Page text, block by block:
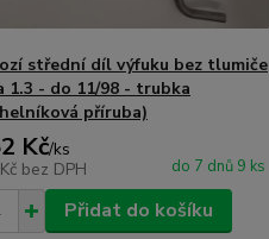
střední díl výfuku bez tlumiče
1.3 - do 11/98 - trubka
příruba)
Kč/ks
bez DPH do 7 dnů 9 ks
Přidat do košíku